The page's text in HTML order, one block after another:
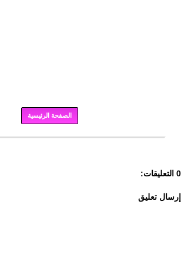
الصفحة الرئيسية
0 التعليقات:
إرسال تعليق